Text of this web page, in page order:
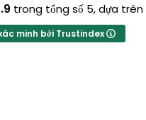
trong tổng số 5,dựa trên
minh bởi Trustindex